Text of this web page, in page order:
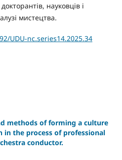
науковців і
мистецтва.
UDU-nc.series14.2025.34
methods of forming a culture
the process of professional
conductor.